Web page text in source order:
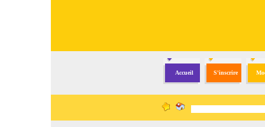
Accueil S'inscrire